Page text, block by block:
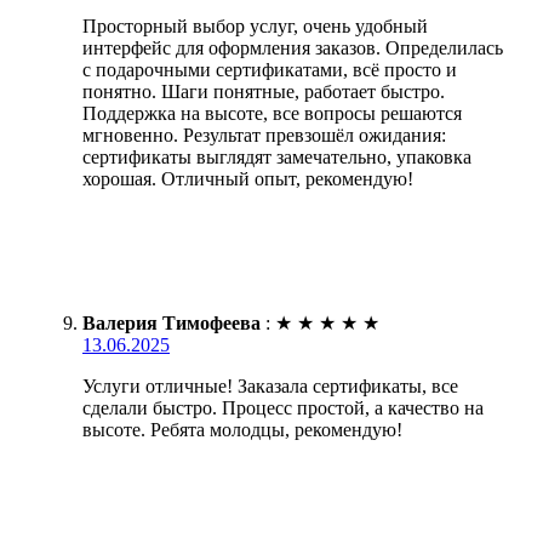
Просторный выбор услуг, очень удобный
интерфейс для оформления заказов. Определилась
с подарочными сертификатами, всё просто и
понятно. Шаги понятные, работает быстро.
Поддержка на высоте, все вопросы решаются
мгновенно. Результат превзошёл ожидания:
сертификаты выглядят замечательно, упаковка
хорошая. Отличный опыт, рекомендую!
Валерия Тимофеева : ★ ★ ★ ★ ★
13.06.2025
Услуги отличные! Заказала сертификаты, все
сделали быстро. Процесс простой, а качество на
высоте. Ребята молодцы, рекомендую!